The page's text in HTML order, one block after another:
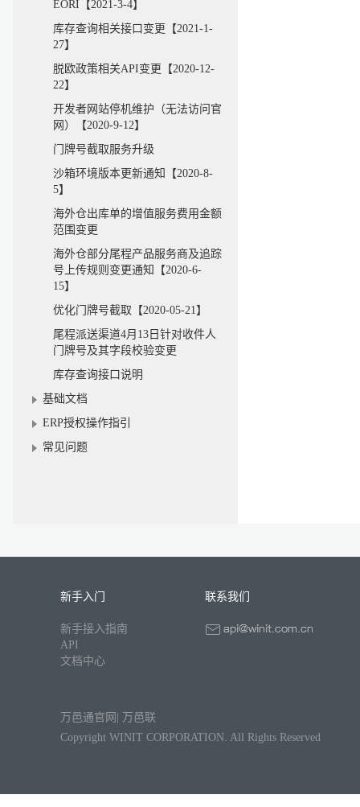
EORI【2021-3-4】
库存查询相关接口变更【2021-1-
27】
脱欧政策相关API变更【2020-12-
22】
开发者网站停机维护（无法访问官
网）【2020-9-12】
门牌号截取服务升级
沙箱环境版本更新通知【2020-8-
5】
海外仓出库单的增值服务费用金额
范围变更
海外仓部分尾程产品服务商及追踪
号上传规则变更通知【2020-6-
15】
优化门牌号截取【2020-05-21】
尾程派送渠道4月13日针对收件人
门牌号及其字段校验变更
库存查询接口说明
基础文档
ERP授权操作指引
常见问题
新手入门
新手接入指南
API
文档中心
联系我们
万邑通官网
万邑联
Copyright WINIT CORPORATION. All Rights Reserved